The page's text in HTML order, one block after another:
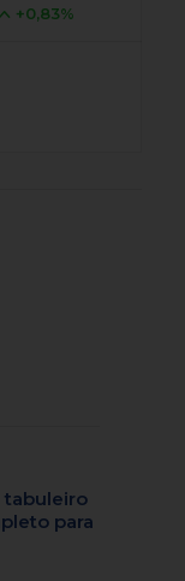
+0,83%
tabuleiro
para